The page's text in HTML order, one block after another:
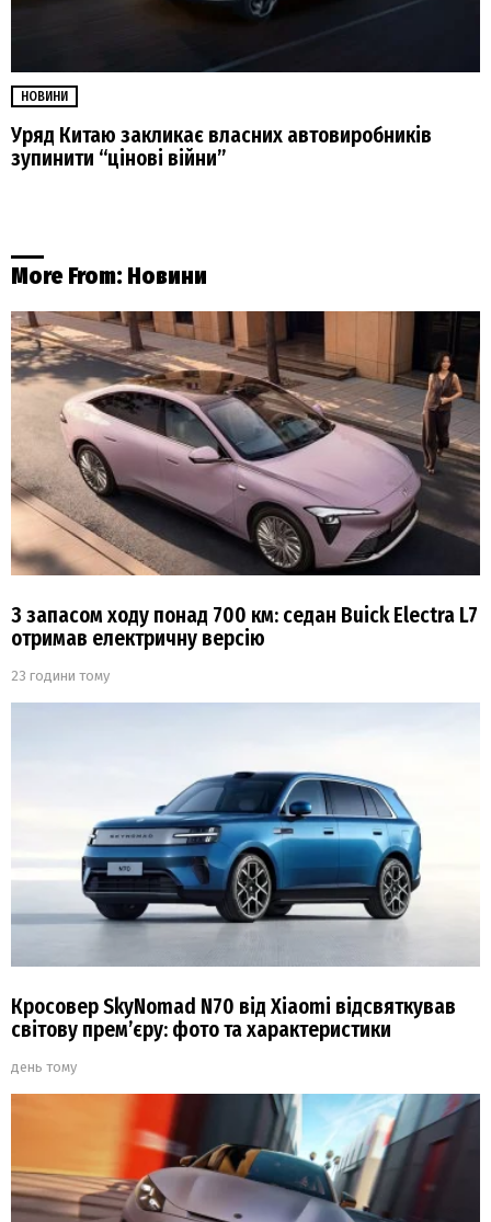
НОВИНИ
Уряд Китаю закликає власних автовиробників
зупинити “цінові війни”
More From: Новини
З запасом ходу понад 700 км: седан Buick Electra L7
отримав електричну версію
23 години тому
Кросовер SkyNomad N70 від Xiaomi відсвяткував
світову прем’єру: фото та характеристики
день тому